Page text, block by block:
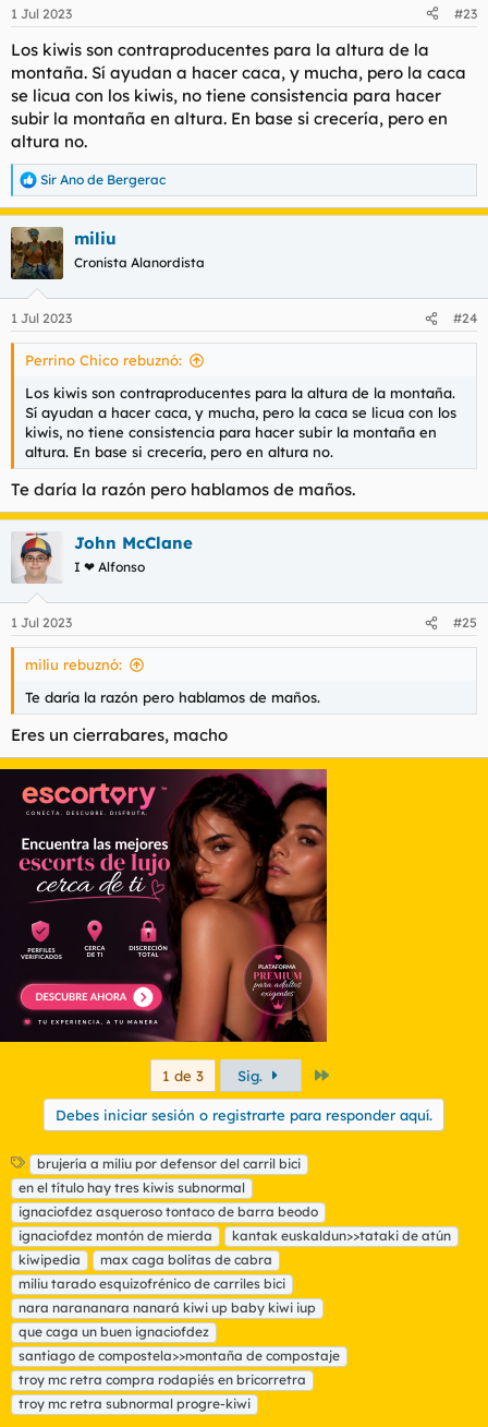
e
:
1 Jul 2023 #23
Los kiwis son contraproducentes para la altura de la
montaña. Sí ayudan a hacer caca, y mucha, pero la caca
se licua con los kiwis, no tiene consistencia para hacer
subir la montaña en altura. En base si crecería, pero en
altura no.
R
e
a
c
c
i
e
s
Sir Ano de Bergerac
miliu
Cronista Alanordista
1 Jul 2023 #24
Perrino Chico rebuznó:
Los kiwis son contraproducentes para la altura de la montaña.
Sí ayudan a hacer caca, y mucha, pero la caca se licua con los
kiwis, no tiene consistencia para hacer subir la montaña en
altura. En base si crecería, pero en altura no.
Te daría la razón pero hablamos de maños.
John McClane
I ❤ Alfonso
1 Jul 2023 #25
miliu rebuznó:
Te daría la razón pero hablamos de maños.
Eres un cierrabares, macho
1 de 3 Sig.
Debes iniciar sesión o registrarte para responder aquí.
E
t
i
q
u
e
t
a
s
brujería a miliu por defensor del carril bici
en el título hay tres kiwis subnormal
ignaciofdez asqueroso tontaco de barra beodo
ignaciofdez montón de mierda
kantak euskaldun>>tataki de atún
kiwipedia
max caga bolitas de cabra
miliu tarado esquizofrénico de carriles bici
nara narananara nanará kiwi up baby kiwi iup
que caga un buen ignaciofdez
santiago de compostela>>montaña de compostaje
troy mc retra compra rodapiés en bricorretra
troy mc retra subnormal progre-kiwi